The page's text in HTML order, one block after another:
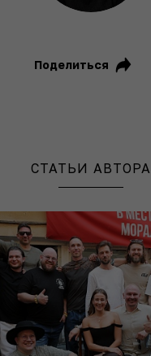
Поделиться
СТАТЬИ АВТОРА